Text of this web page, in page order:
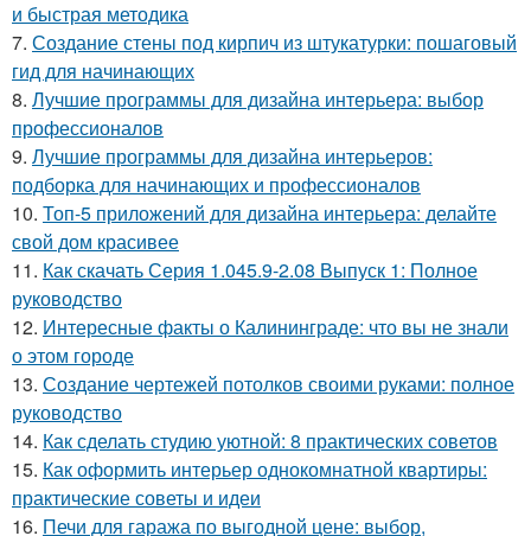
и быстрая методика
7. Создание стены под кирпич из штукатурки: пошаговый
гид для начинающих
8. Лучшие программы для дизайна интерьера: выбор
профессионалов
9. Лучшие программы для дизайна интерьеров:
подборка для начинающих и профессионалов
10. Топ-5 приложений для дизайна интерьера: делайте
свой дом красивее
11. Как скачать Серия 1.045.9-2.08 Выпуск 1: Полное
руководство
12. Интересные факты о Калининграде: что вы не знали
о этом городе
13. Создание чертежей потолков своими руками: полное
руководство
14. Как сделать студию уютной: 8 практических советов
15. Как оформить интерьер однокомнатной квартиры:
практические советы и идеи
16. Печи для гаража по выгодной цене: выбор,